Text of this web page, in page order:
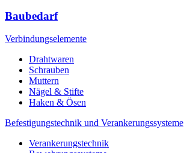
Baubedarf
Verbindungselemente
Drahtwaren
Schrauben
Muttern
Nägel & Stifte
Haken & Ösen
Befestigungstechnik und Verankerungssysteme
Verankerungstechnik